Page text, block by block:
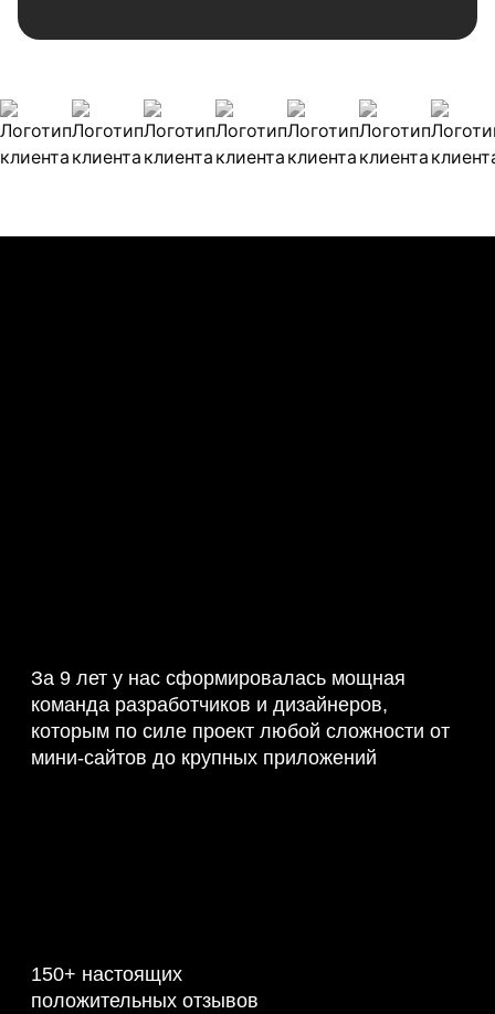
Наши клиенты
За 9 лет у нас сформировалась мощная
команда разработчиков и дизайнеров,
которым по силе проект любой сложности от
мини-сайтов до крупных приложений
150+ настоящих
положительных отзывов